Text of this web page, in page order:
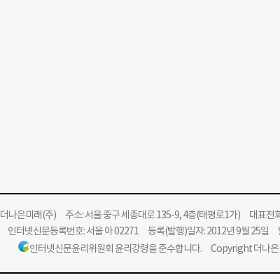
더나은미래(주)주소: 서울 중구 세종대로 135-9, 4층(태평로1가) 대표전
인터넷신문등록번호: 서울 아 02271 등록(발행)일자: 2012년 9월 25
인터넷신문윤리위원회 윤리강령을 준수합니다. Copyright 더나은